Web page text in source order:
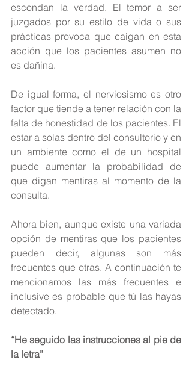
escondan la verdad. El temor a ser
juzgados por su estilo de vida o sus
prácticas provoca que caigan en esta
acción que los pacientes asumen no
es dañina.
De igual forma, el nerviosismo es otro
factor que tiende a tener relación con la
falta de honestidad de los pacientes. El
estar a solas dentro del consultorio y en
un ambiente como el de un hospital
puede aumentar la probabilidad de
que digan mentiras al momento de la
consulta.
Ahora bien, aunque existe una variada
opción de mentiras que los pacientes
pueden decir, algunas son más
frecuentes que otras. A continuación te
mencionamos las más frecuentes e
inclusive es probable que tú las hayas
detectado.
“He seguido las instrucciones al pie de
la letra”